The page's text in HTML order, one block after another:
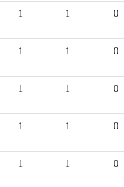
1 1 0
1 1 0
1 1 0
1 1 0
1 1 0